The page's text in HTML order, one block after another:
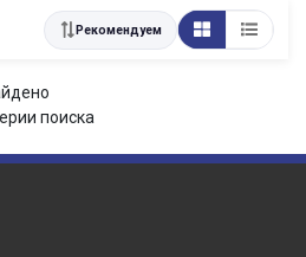
Рекомендуем
поиска